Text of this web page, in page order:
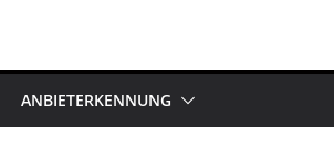
ANBIETERKENNUNG